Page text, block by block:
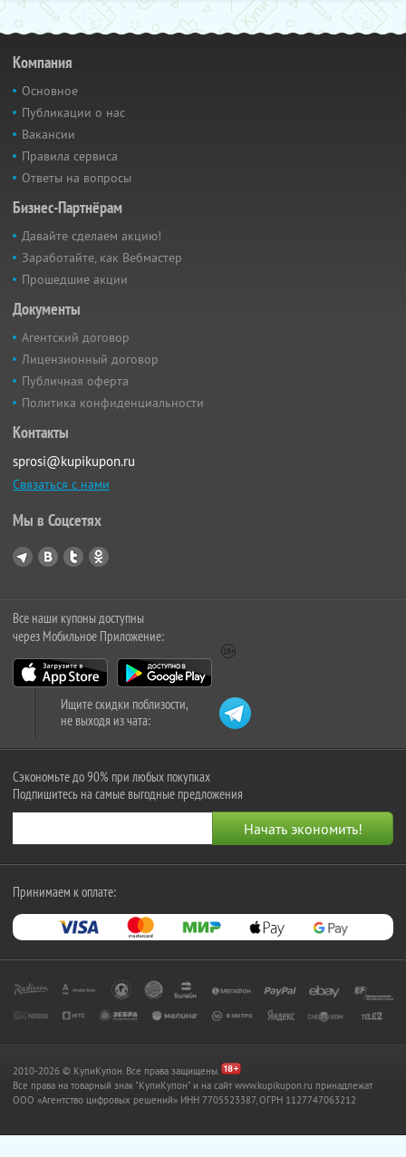
Компания
Основное
Публикации о нас
Вакансии
Правила сервиса
Ответы на вопросы
Бизнес-Партнёрам
Давайте сделаем акцию!
Заработайте, как Вебмастер
Прошедшие акции
Документы
Агентский договор
Лицензионный договор
Публичная оферта
Политика конфиденциальности
Контакты
sprosi@kupikupon.ru
Связаться с нами
Мы в Соцсетях
Все наши купоны доступны
через Мобильное Приложение:
Ищите скидки поблизости,
не выходя из чата:
Сэкономьте до 90% при любых покупках
Подпишитесь на самые выгодные предложения
Принимаем к оплате:
2010-2026 © КупиКупон. Все права защищены.
Все права на товарный знак "КупиКупон" и на сайт www.kupikupon.ru принадлежат
OOO «Агентство цифровых решений» ИНН 7705523387, ОГРН 1127747063212